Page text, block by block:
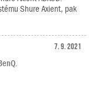
Shure Axient, pak
7. 9. 2021